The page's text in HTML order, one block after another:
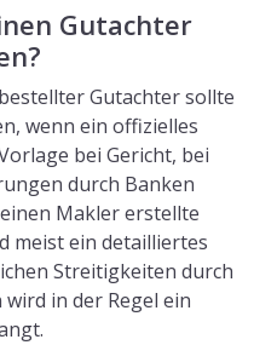
Gutachter
Gutachter sollte
wenn ein offizielles
bei Gericht, bei
durch Banken
Makler erstellte
meist ein detailliertes
Streitigkeiten durch
in der Regel ein